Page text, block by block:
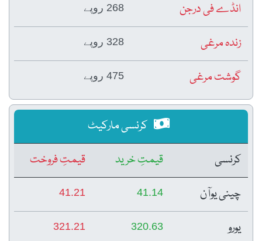
انڈے فی درجن
268 روپے
زندہ مرغی 328 روپے
گوشت مرغی 475 روپے
کرنسی مارکیٹ
کرنسی
قیمتِ خرید
قیمتِ فروخت
چینی یوآن
41.14
41.21
یورو 320.63
321.21